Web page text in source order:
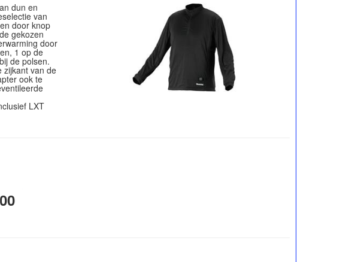
dun en
van
door knop
gekozen
door
1 op de
de polsen.
zijkant van de
ook te
LXT